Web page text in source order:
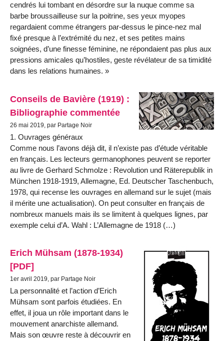
cendrés lui tombant en désordre sur la nuque comme sa
barbe broussailleuse sur la poitrine, ses yeux myopes
regardaient comme étrangers par-dessus le pince-nez mal
fixé presque à l’extrémité du nez, et ses petites mains
soignées, d’une finesse féminine, ne répondaient pas plus aux
pressions amicales qu’hostiles, geste révélateur de sa timidité
dans les relations humaines. »
Conseils de Bavière (1919) :
Bibliographie commentée
26 mai 2019, par Partage Noir
1. Ouvrages généraux
Comme nous l’avons déjà dit, il n’existe pas d’étude véritable
en français. Les lecteurs germanophones peuvent se reporter
au livre de Gerhard Schmolze : Revolution und Räterepublik in
München 1918-1919, Allemagne, Ed. Deutscher Taschenbuch,
1978, qui recense les ouvrages en allemand sur le sujet (mais
il mérite une actualisation). On peut consulter en français de
nombreux manuels mais ils se limitent à quelques lignes, par
exemple celui d’A. Wahl : L’Allemagne de 1918 (…)
Erich Mühsam (1878-1934)
[PDF]
1er avril 2019, par Partage Noir
La personnalité et l’action d’Erich
Mühsam sont parfois étudiées. En
effet, il joua un rôle important dans le
mouvement anarchiste allemand.
Mais son œuvre reste à découvrir en